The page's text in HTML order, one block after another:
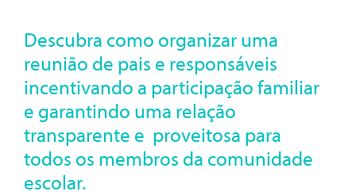
Descubra como organizar uma
reunião de pais e responsáveis
incentivando a participação familiar
e garantindo uma relação
transparente e proveitosa para
todos os membros da comunidade
escolar.